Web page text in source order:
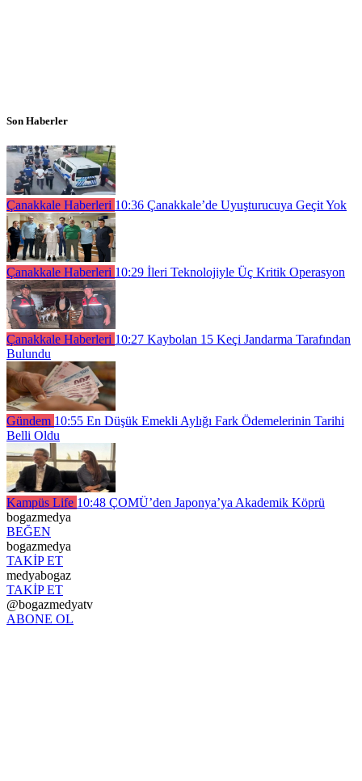
Son Haberler
Çanakkale Haberleri 10:36 Çanakkale’de Uyuşturucuya Geçit Yok
Çanakkale Haberleri 10:29 İleri Teknolojiyle Üç Kritik Operasyon
Çanakkale Haberleri 10:27 Kaybolan 15 Keçi Jandarma Tarafından
Bulundu
Gündem 10:55 En Düşük Emekli Aylığı Fark Ödemelerinin Tarihi
Belli Oldu
Kampüs Life 10:48 ÇOMÜ’den Japonya’ya Akademik Köprü
bogazmedya
BEĞEN
bogazmedya
TAKİP ET
medyabogaz
TAKİP ET
@bogazmedyatv
ABONE OL